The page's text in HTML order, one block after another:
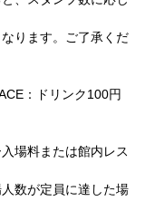
ります。ご了承くだ
：ドリンク100円
場料または館内レス
数が定員に達した場